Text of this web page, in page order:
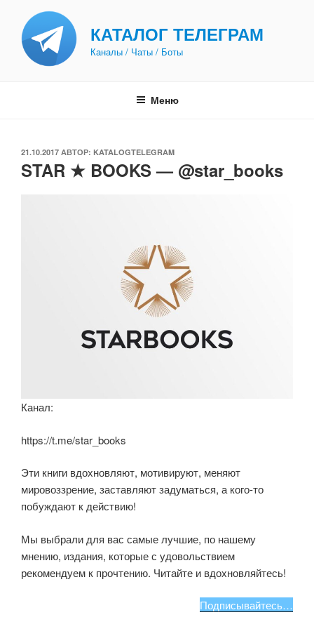
содержимому
КАТАЛОГ ТЕЛЕГРАМ
Каналы / Чаты / Боты
Меню
ОПУБЛИКОВАНО
21.10.2017 АВТОР: KATALOGTELEGRAM
STAR ★ BOOKS — @star_books
Канал:
https://t.me/star_books
Эти книги вдохновляют, мотивируют, меняют
мировоззрение, заставляют задуматься, а кого-то
побуждают к действию!
Мы выбрали для вас самые лучшие, по нашему
мнению, издания, которые с удовольствием
рекомендуем к прочтению. Читайте и вдохновляйтесь!
Подписывайтесь…